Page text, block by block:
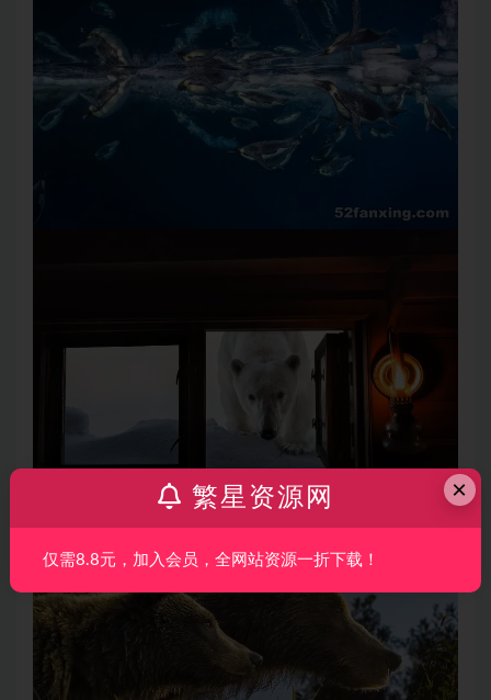
×
繁星资源网
仅需8.8元，加入会员，全网站资源一折下载！